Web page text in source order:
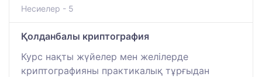
Несиелер - 5
Қолданбалы криптография
Курс нақты жүйелер мен желілерде
криптографияны практикалық тұрғыдан